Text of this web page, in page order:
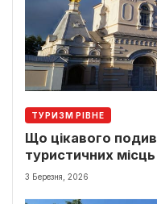
ТУРИЗМ РІВНЕ
Що цікавого
туристичних місць
3 Березня, 2026